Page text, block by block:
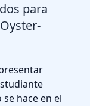
para
hace en el